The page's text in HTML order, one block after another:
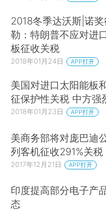
2018冬季达沃斯|诺
勒：特朗普不应对进
板征收关税
2018年01月24日 APP打开
美国对进口太阳能板
征保护性关税 中方强
2018年01月23日 APP打开
美商务部将对庞巴迪
列客机征收291%关税
2017年12月21日 APP打开
印度提高部分电子产
态